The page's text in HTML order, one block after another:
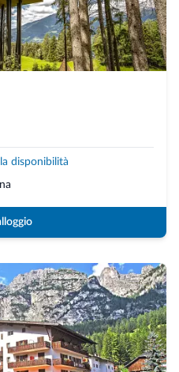
disponibilità